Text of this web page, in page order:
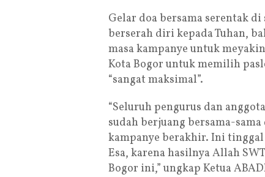
Gelar doa bersama serentak
berserah diri kepada Tuhan,
masa kampanye untuk
Kota Bogor untuk memilih
“sangat maksimal”.
“Seluruh pengurus dan
sudah berjuang bersama-
kampanye berakhir. Ini
Esa, karena hasilnya Allah
Bogor ini,” ungkap Ketua